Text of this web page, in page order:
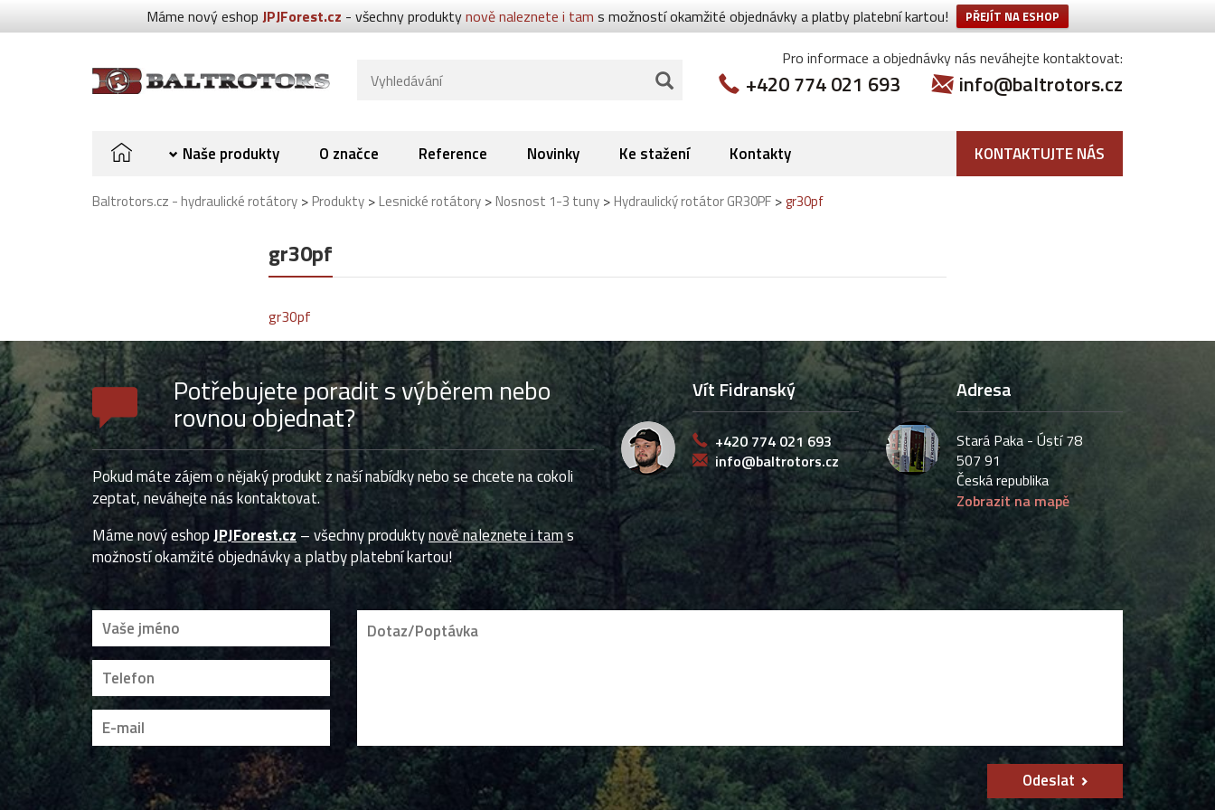
Máme nový eshop JPJForest.cz - všechny produktynově naleznete i tam s možností okamžité objednávky a platby platební kartou! PŘEJÍT NA ESHOP
Pro informace a objednávky nás neváhejte kontaktovat:
+420 774 021 693 info@baltrotors.cz
Naše produkty O značce Reference Novinky Ke stažení Kontakty KONTAKTUJTE NÁS
Baltrotors.cz - hydraulické rotátory >Produkty >Lesnické rotátory >Nosnost 1-3 tuny >Hydraulický rotátor GR30PF >gr30pf
gr30pf
gr30pf
Potřebujete poradit s výběrem nebo
rovnou objednat?
Pokud máte zájem o nějaký produkt z naší nabídky nebo se chcete na cokoli
zeptat, neváhejte nás kontaktovat.
Máme nový eshopJPJForest.cz – všechny produktynově naleznete i tams
možností okamžité objednávky a platby platební kartou!
Vít Fidranský
+420 774 021 693
info@baltrotors.cz
Adresa
Stará Paka - Ústí 78
507 91
Česká republika
Zobrazit na mapě
Odeslat